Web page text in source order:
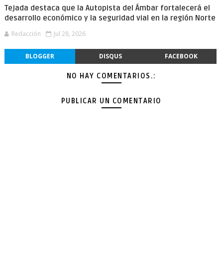
Tejada destaca que la Autopista del Ámbar fortalecerá el
desarrollo económico y la seguridad vial en la región Norte
Redacción Jul 28, 2026
BLOGGER DISQUS FACEBOOK
NO HAY COMENTARIOS.:
PUBLICAR UN COMENTARIO